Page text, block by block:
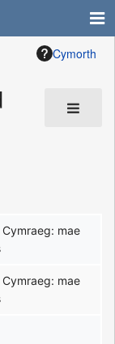
Cymorth
mae
mae